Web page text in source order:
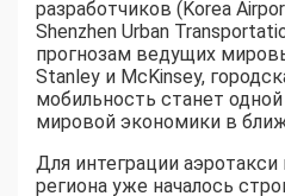
разработчиков (Korea
Shenzhen Urban
прогнозам ведущих
Stanley и McKinsey,
мобильность станет
мировой экономики в
Для интеграции
региона уже началось